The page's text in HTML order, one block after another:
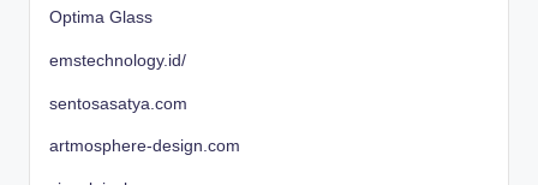
Optima Glass
emstechnology.id/
sentosasatya.com
artmosphere-design.com